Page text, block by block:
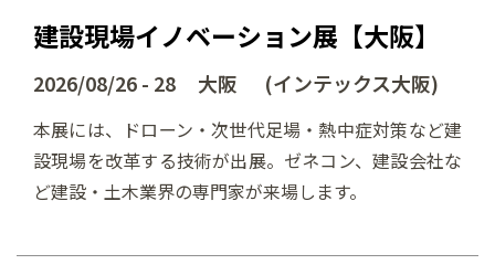
建設現場イノベーション展【大阪】
2026/08/26 - 28 大阪 (インテックス大阪)
本展には、ドローン・次世代足場・熱中症対策など建
設現場を改革する技術が出展。ゼネコン、建設会社な
ど建設・土木業界の専門家が来場します。